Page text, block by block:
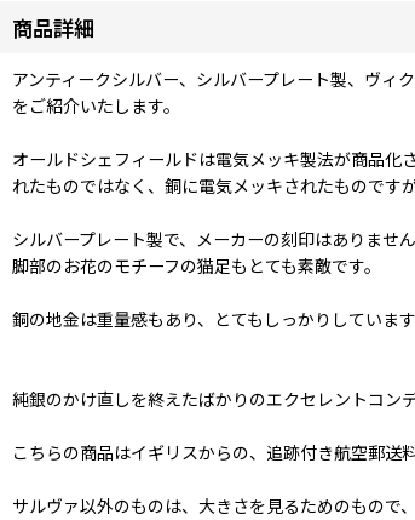
商品詳細
アンティークシルバー、シルバープレート製、ヴ
をご紹介いたします。
オールドシェフィールドは電気メッキ製法が商品
れたものではなく、銅に電気メッキされたものです
シルバープレート製で、メーカーの刻印はありませ
脚部のお花のモチーフの猫足もとても素敵です。
銅の地金は重量感もあり、とてもしっかりしています
純銀のかけ直しを終えたばかりのエクセレントコンデ
こちらの商品はイギリスからの、追跡付き航空郵送
サルヴァ以外のものは、大きさを見るためのもので